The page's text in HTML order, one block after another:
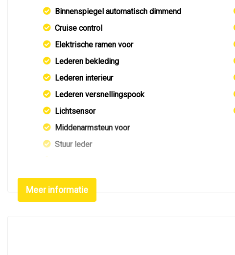
Binnenspiegel automatisch dimmend
Cruise control
Elektrische ramen voor
Lederen bekleding
Lederen interieur
Lederen versnellingspook
Lichtsensor
Middenarmsteun voor
Stuur leder
Stuurbekrachtiging
Voorstoelen verwarmd
Meer informatie